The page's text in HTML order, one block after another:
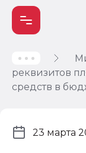
реквизитов
средств в
23 марта
Учет и